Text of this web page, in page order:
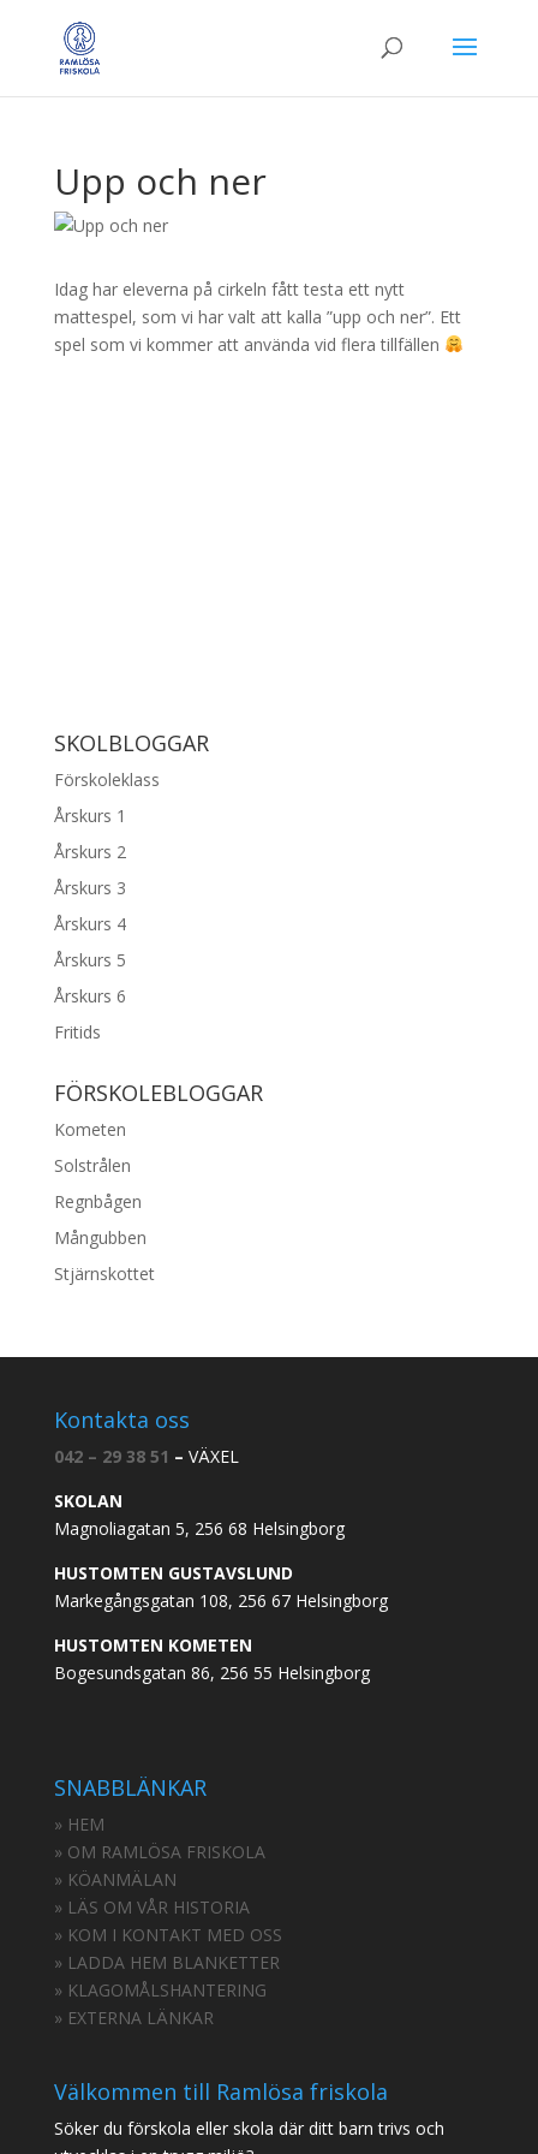
Upp och ner
Idag har eleverna på cirkeln fått testa ett nytt
mattespel, som vi har valt att kalla ”upp och ner”. Ett
spel som vi kommer att använda vid flera tillfällen
SKOLBLOGGAR
Förskoleklass
Årskurs 1
Årskurs 2
Årskurs 3
Årskurs 4
Årskurs 5
Årskurs 6
Fritids
FÖRSKOLEBLOGGAR
Kometen
Solstrålen
Regnbågen
Mångubben
Stjärnskottet
Kontakta oss
042 – 29 38 51 – VÄXEL
SKOLAN
Magnoliagatan 5, 256 68 Helsingborg
HUSTOMTEN GUSTAVSLUND
Markegångsgatan 108, 256 67 Helsingborg
HUSTOMTEN KOMETEN
Bogesundsgatan 86, 256 55 Helsingborg
SNABBLÄNKAR
» HEM
» OM RAMLÖSA FRISKOLA
» KÖANMÄLAN
» LÄS OM VÅR HISTORIA
» KOM I KONTAKT MED OSS
» LADDA HEM BLANKETTER
» KLAGOMÅLSHANTERING
» EXTERNA LÄNKAR
Välkommen till Ramlösa friskola
Söker du förskola eller skola där ditt barn trivs och